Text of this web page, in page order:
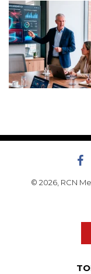
© 2026, RCN